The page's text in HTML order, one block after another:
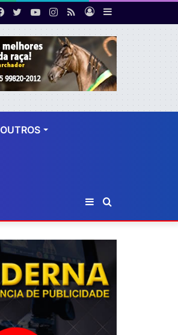
Barra
Lateral
Entrar
RSS
Instagram
YouTube
Twitter
Facebook
OUTROS
por
Barra
Lateral